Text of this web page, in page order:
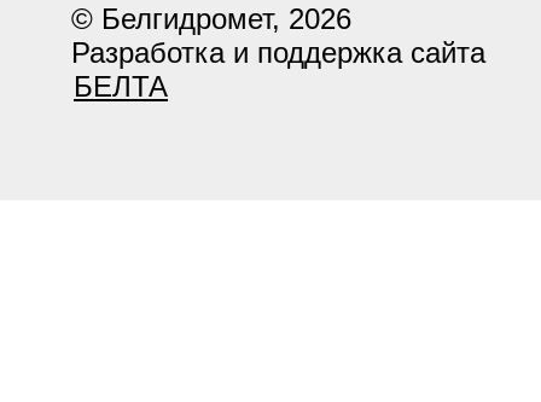
© Белгидромет, 2026
Разработка и поддержка сайта
БЕЛТА